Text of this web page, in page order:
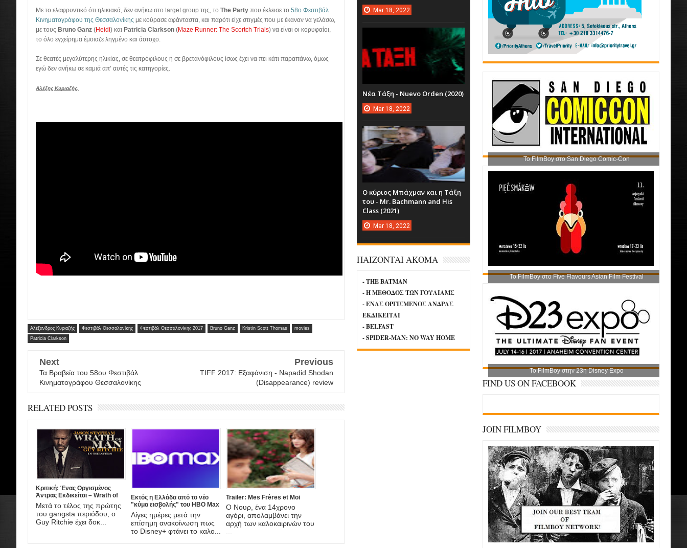
Με το ελαφρυντικό ότι ηλικιακά, δεν ανήκω στο target group της, το The Party που έκλεισε το 58ο Φεστιβάλ
Κινηματογράφου της Θεσσαλονίκης με κούρασε αφάνταστα, και παρότι είχε στιγμές που με έκαναν να γελάσω,
με τους Bruno Ganz (Heidi) και Patricia Clarkson (Maze Runner: The Scortch Trials) να είναι οι κορυφαίοι,
το όλο εγχείρημα έμοιαζε ληγμένο και άστοχο.
Σε θεατές μεγαλύτερης ηλικίας, σε θεατρόφιλους ή σε βρετανόφιλους ίσως έχει να πει κάτι παραπάνω, όμως
εγώ δεν ανήκω σε καμιά απ’ αυτές τις κατηγορίες.
Αλέξης Κυριαζής.
Αλέξανδρος Κυριαζής Φεστιβάλ Θεσσαλονίκης Φεστιβάλ Θεσσαλονίκης 2017 Bruno Ganz Kristin Scott Thomas
movies
Patricia Clarkson
Next
Τα Βραβεία του 58ου Φεστιβάλ
Κινηματογράφου Θεσσαλονίκης
Previous
TIFF 2017: Εξαφάνιση - Napadid Shodan
(Disappearance) review
RELATED POSTS
Κριτική: Ένας Οργισμένος
Άντρας Εκδικείται – Wrath of
Man (2021)
Μετά το τέλος της πρώτης
του gangsta περιόδου, ο
Guy Ritchie έχει δοκ...
Εκτός η Ελλάδα από το νέο
"κύμα εισβολής" του HBO Max
στην Ευρώπη
Λίγες ημέρες μετά την
επίσημη ανακοίνωση πως
το Disney+ φτάνει το καλο...
Trailer: Mes Frères et Moi
Ο Νουρ, ένα 14χρονο
αγόρι, απολαμβάνει την
αρχή των καλοκαιρινών του
Το FilmBoy στο San Diego Comic-Con
Το FilmBoy στο Five Flavours Asian Film Festival
Το FilmBoy στην 23η Disney Expo
FIND US ON FACEBOOK
JOIN FILMBOY
Mar 18, 2022
Νέα Τάξη - Nuevo Orden (2020)
Mar 18, 2022
Ο κύριος Μπάχμαν και η Τάξη
του - Mr. Bachmann and His
Class (2021)
Mar 18, 2022
ΠΑΙΖΟΝΤΑΙ ΑΚΟΜΑ
- THE BATMAN
- Η ΜΕΘΟΔΟΣ ΤΩΝ ΓΟΥΛΙΑΜΣ
- ΕΝΑΣ ΟΡΓΙΣΜΕΝΟΣ ΑΝΔΡΑΣ
ΕΚΔΙΚΕΙΤΑΙ
- BELFAST
- SPIDER-MAN: NO WAY HOME